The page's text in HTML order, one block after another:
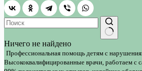
Ничего не найдено
Профессиональная помощь детям с
Высококвалифицированные врачи, работаем с